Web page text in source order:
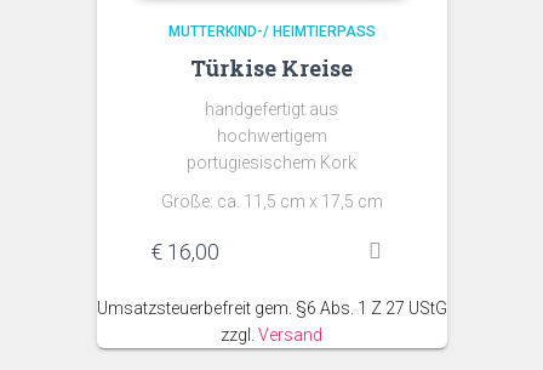
MUTTERKIND-/ HEIMTIERPASS
Türkise Kreise
handgefertigt aus
hochwertigem
portugiesischem Kork
Größe: ca. 11,5 cm x 17,5 cm
€ 16,00
Umsatzsteuerbefreit gem. §6 Abs. 1 Z 27 UStG
zzgl. Versand